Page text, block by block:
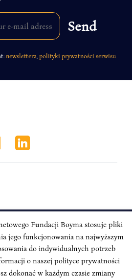
newslettera polityki prywatności serwisu
BOYMA / Asian Century
Freta 11/5, 00-227 Warsaw, Poland
Visit our Social Media Pages:
Fundacji Boyma stosuje pliki
jego funkcjonowania na najwyższym
do indywidualnych potrzeb
o naszej polityce prywatności
dokonać w każdym czasie zmiany